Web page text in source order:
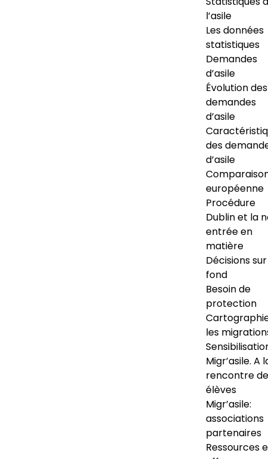
l’asile
Les données
statistiques
Demandes
d’asile
Évolution des
demandes
d’asile
des
d’asile
européenne
Procédure
Dublin et la
entrée en
matière
Décisions
fond
Besoin de
protection
les
Migr’asile. A
rencontre
élèves
Migr’asile:
associations
partenaires
Ressources